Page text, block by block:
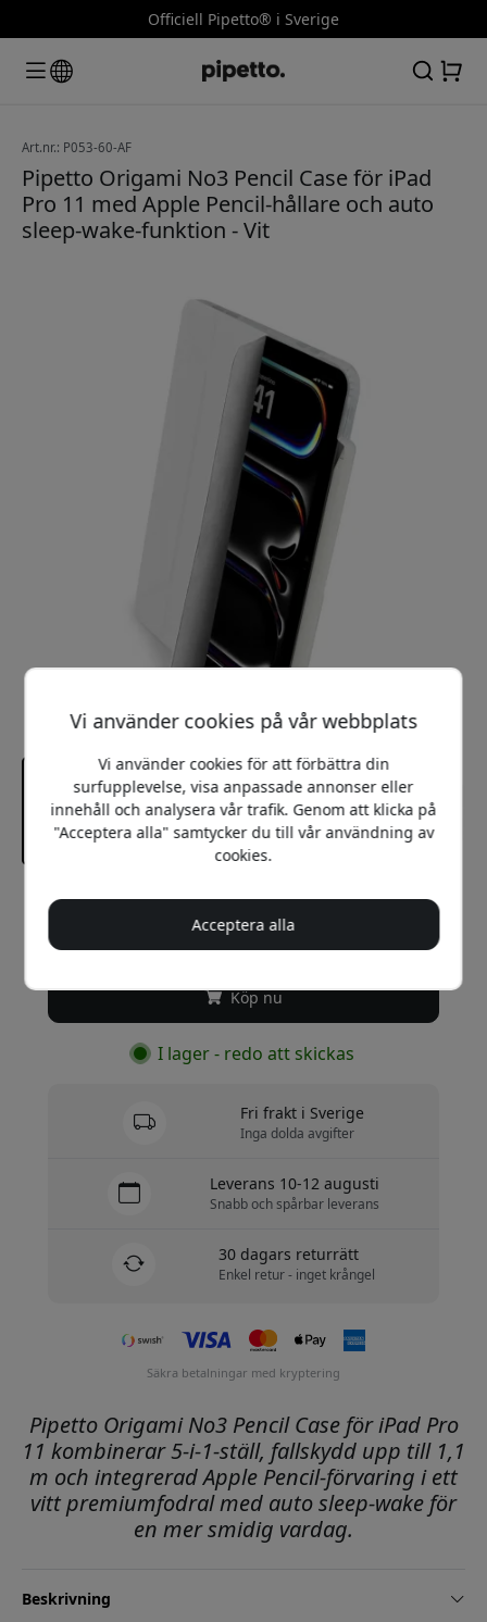
Officiell Pipetto® i Sverige
Art.nr.: P053-60-AF
Pipetto Origami No3 Pencil Case för iPad
Pro 11 med Apple Pencil-hållare och auto
sleep-wake-funktion - Vit
Rekommenderat pris
599 SEK
Köp nu
I lager - redo att skickas
Fri frakt i Sverige
Inga dolda avgifter
Leverans 10-12 augusti
Snabb och spårbar leverans
30 dagars returrätt
Enkel retur - inget krångel
Säkra betalningar med kryptering
Pipetto Origami No3 Pencil Case för iPad Pro
11 kombinerar 5-i-1-ställ, fallskydd upp till 1,1
m och integrerad Apple Pencil-förvaring i ett
vitt premiumfodral med auto sleep-wake för
en mer smidig vardag.
Beskrivning
Vi använder cookies på vår webbplats
Vi använder cookies för att förbättra din
surfupplevelse, visa anpassade annonser eller
innehåll och analysera vår trafik. Genom att klicka på
"Acceptera alla" samtycker du till vår användning av
cookies.
Acceptera alla